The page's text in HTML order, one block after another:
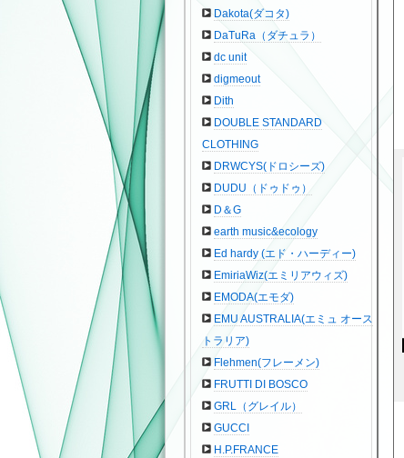
Dakota(ダコタ)
DaTuRa（ダチュラ）
dc unit
digmeout
Dith
DOUBLE STANDARD
CLOTHING
DRWCYS(ドロシーズ)
DUDU（ドゥドゥ）
D＆G
earth music&ecology
Ed hardy (エド・ハーディー)
EmiriaWiz(エミリアウィズ)
EMODA(エモダ)
EMU AUSTRALIA(エミュ オース
トラリア)
Flehmen(フレーメン)
FRUTTI DI BOSCO
GRL（グレイル）
GUCCI
H.P.FRANCE